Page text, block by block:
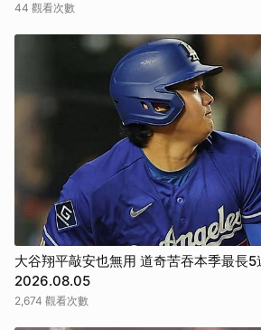
44 觀看次數
大谷翔平敲安也無用 道奇苦吞本季最長5
2026.08.05
2,674 觀看次數